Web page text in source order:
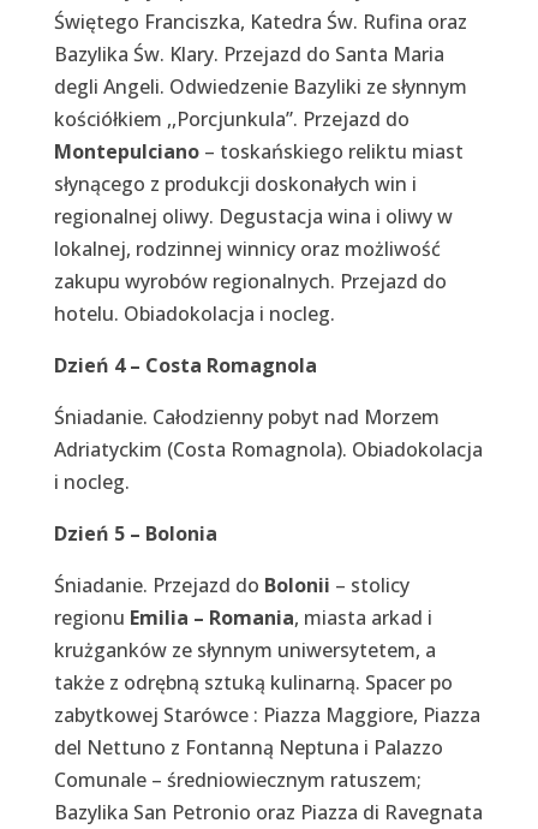
Świętego Franciszka, Katedra Św. Rufina oraz
Bazylika Św. Klary. Przejazd do Santa Maria
degli Angeli. Odwiedzenie Bazyliki ze słynnym
kościółkiem ,,Porcjunkula”. Przejazd do
Montepulciano– toskańskiego reliktu miast
słynącego z produkcji doskonałych win i
regionalnej oliwy. Degustacja wina i oliwy w
lokalnej, rodzinnej winnicy oraz możliwość
zakupu wyrobów regionalnych. Przejazd do
hotelu. Obiadokolacja i nocleg.
Dzień 4 – Costa Romagnola
Śniadanie. Całodzienny pobyt nad Morzem
Adriatyckim (Costa Romagnola). Obiadokolacja
i nocleg.
Dzień 5 – Bolonia
Śniadanie. Przejazd do Bolonii – stolicy
regionu Emilia – Romania, miasta arkad i
krużganków ze słynnym uniwersytetem, a
także z odrębną sztuką kulinarną. Spacer po
zabytkowej Starówce : Piazza Maggiore, Piazza
del Nettuno z Fontanną Neptuna i Palazzo
Comunale – średniowiecznym ratuszem;
Bazylika San Petronio oraz Piazza di Ravegnata